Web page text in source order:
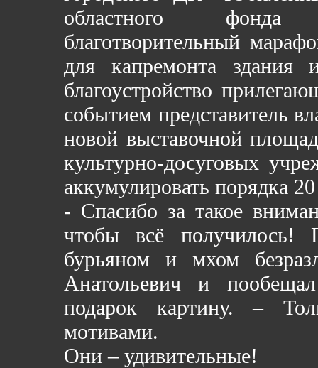
областного фонда
благотворительный
для капремонта здания
благоустройство
событием представитель
новой выставочной
культурно-досуговых
аккумулировать порядка
- Спасибо за такое
чтобы всё получилось!
бурьяном и мхом
Анатольевич и
подарок картину. –
мотивами.
Они – удивительные!